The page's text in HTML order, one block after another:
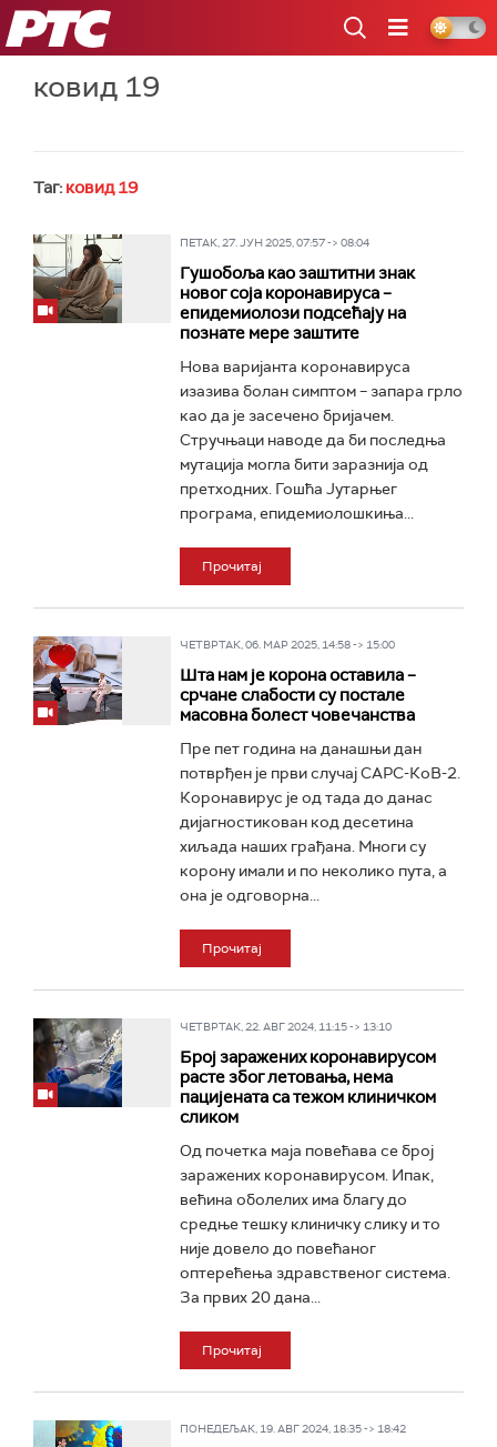
РТС
ковид 19
Таг: ковид 19
ПЕТАК, 27. ЈУН 2025, 07:57 -> 08:04
Гушобоља као заштитни знак
новог соја коронавируса –
епидемиолози подсећају на
познате мере заштите
Нова варијанта коронавируса
изазива болан симптом – запара грло
као да је засечено бријачем.
Стручњаци наводе да би последња
мутација могла бити заразнија од
претходних. Гошћа Јутарњег
програма, епидемиолошкиња...
Прочитај
ЧЕТВРТАК, 06. МАР 2025, 14:58 -> 15:00
Шта нам је корона оставила –
срчане слабости су постале
масовна болест човечанства
Пре пет година на данашњи дан
потврђен је први случај САРС-КоВ-2.
Коронавирус је од тада до данас
дијагностикован код десетина
хиљада наших грађана. Многи су
корону имали и по неколико пута, а
она је одговорна...
Прочитај
ЧЕТВРТАК, 22. АВГ 2024, 11:15 -> 13:10
Број заражених коронавирусом
расте због летовања, нема
пацијената са тежом клиничком
сликом
Од почетка маја повећава се број
заражених коронавирусом. Ипак,
већина оболелих има благу до
средње тешку клиничку слику и то
није довело до повећаног
оптерећења здравственог система.
За првих 20 дана...
Прочитај
ПОНЕДЕЉАК, 19. АВГ 2024, 18:35 -> 18:42